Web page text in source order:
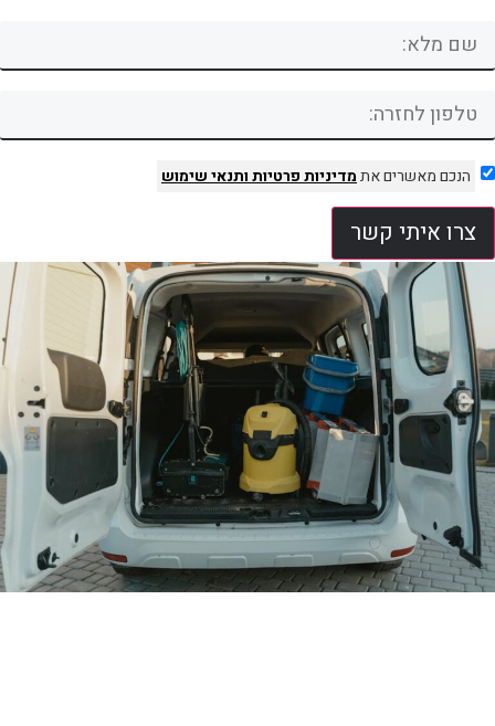
הנכם מאשרים אתמדיניות פרטיותותנאי שימוש
צרו איתי קשר